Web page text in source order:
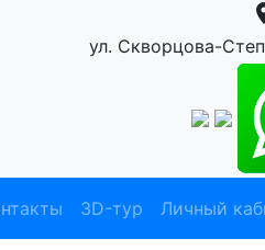
ул. Скворцова-
3D-тур Личный